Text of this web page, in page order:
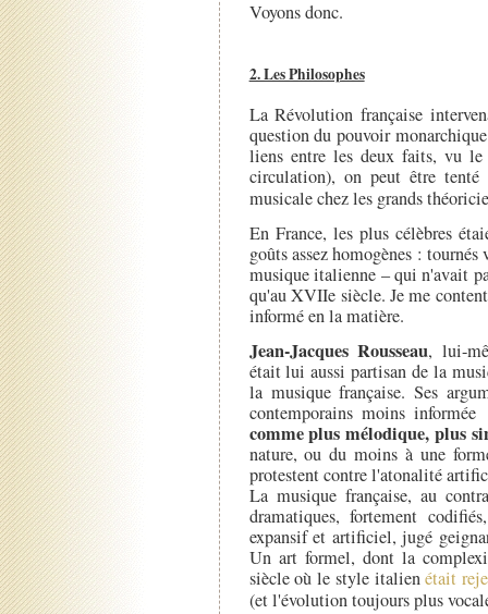
Voyons donc.
2. Les Philosophes
La Révolution française
question du pouvoir
liens entre les deux faits, vu le
circulation), on peut être
musicale chez les grands
En France, les plus célèbres
goûts assez homogènes :
musique italienne – qui n'avait
qu'au XVIIe siècle. Je me
informé en la matière.
Jean-Jacques Rousseau, lui-
était lui aussi partisan de la
la musique française. Ses
contemporains moins
comme plus mélodique, plus
nature, ou du moins à une
protestent contre l'atonalité
La musique française, au
dramatiques, fortement
expansif et artificiel, jugé
Un art formel, dont la
siècle où le style italienétait
(et l'évolution toujours plus